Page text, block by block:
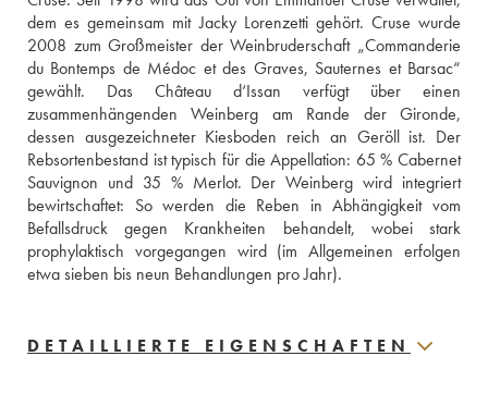
dem es gemeinsam mit Jacky Lorenzetti gehört. Cruse wurde
2008 zum Großmeister der Weinbruderschaft „Commanderie
du Bontemps de Médoc et des Graves, Sauternes et Barsac“
gewählt. Das Château d‘Issan verfügt über einen
zusammenhängenden Weinberg am Rande der Gironde,
dessen ausgezeichneter Kiesboden reich an Geröll ist. Der
Rebsortenbestand ist typisch für die Appellation: 65 % Cabernet
Sauvignon und 35 % Merlot. Der Weinberg wird integriert
bewirtschaftet: So werden die Reben in Abhängigkeit vom
Befallsdruck gegen Krankheiten behandelt, wobei stark
prophylaktisch vorgegangen wird (im Allgemeinen erfolgen
etwa sieben bis neun Behandlungen pro Jahr).
DETAILLIERTE EIGENSCHAFTEN